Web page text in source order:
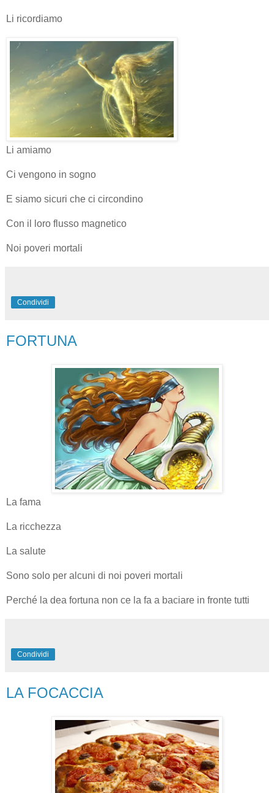
Li ricordiamo
Li amiamo
Ci vengono in sogno
E siamo sicuri che ci circondino
Con il loro flusso magnetico
Noi poveri mortali
Condividi
FORTUNA
La fama
La ricchezza
La salute
Sono solo per alcuni di noi poveri mortali
Perché la dea fortuna non ce la fa a baciare in fronte tutti
Condividi
LA FOCACCIA